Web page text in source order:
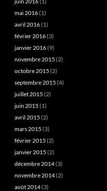
mai 2016(1)
avril 2016(1)
février 2016(3)
janvier 2016(9)
novembre 2015 (2)
octobre 2015 (2)
septembre 2015 (4)
juillet 2015 (2)
juin 2015 (1)
avril 2015 (2)
mars 2015 (3)
février 2015 (2)
janvier 2015 (2)
décembre 2014(3)
novembre 2014(2)
août 2014(3)